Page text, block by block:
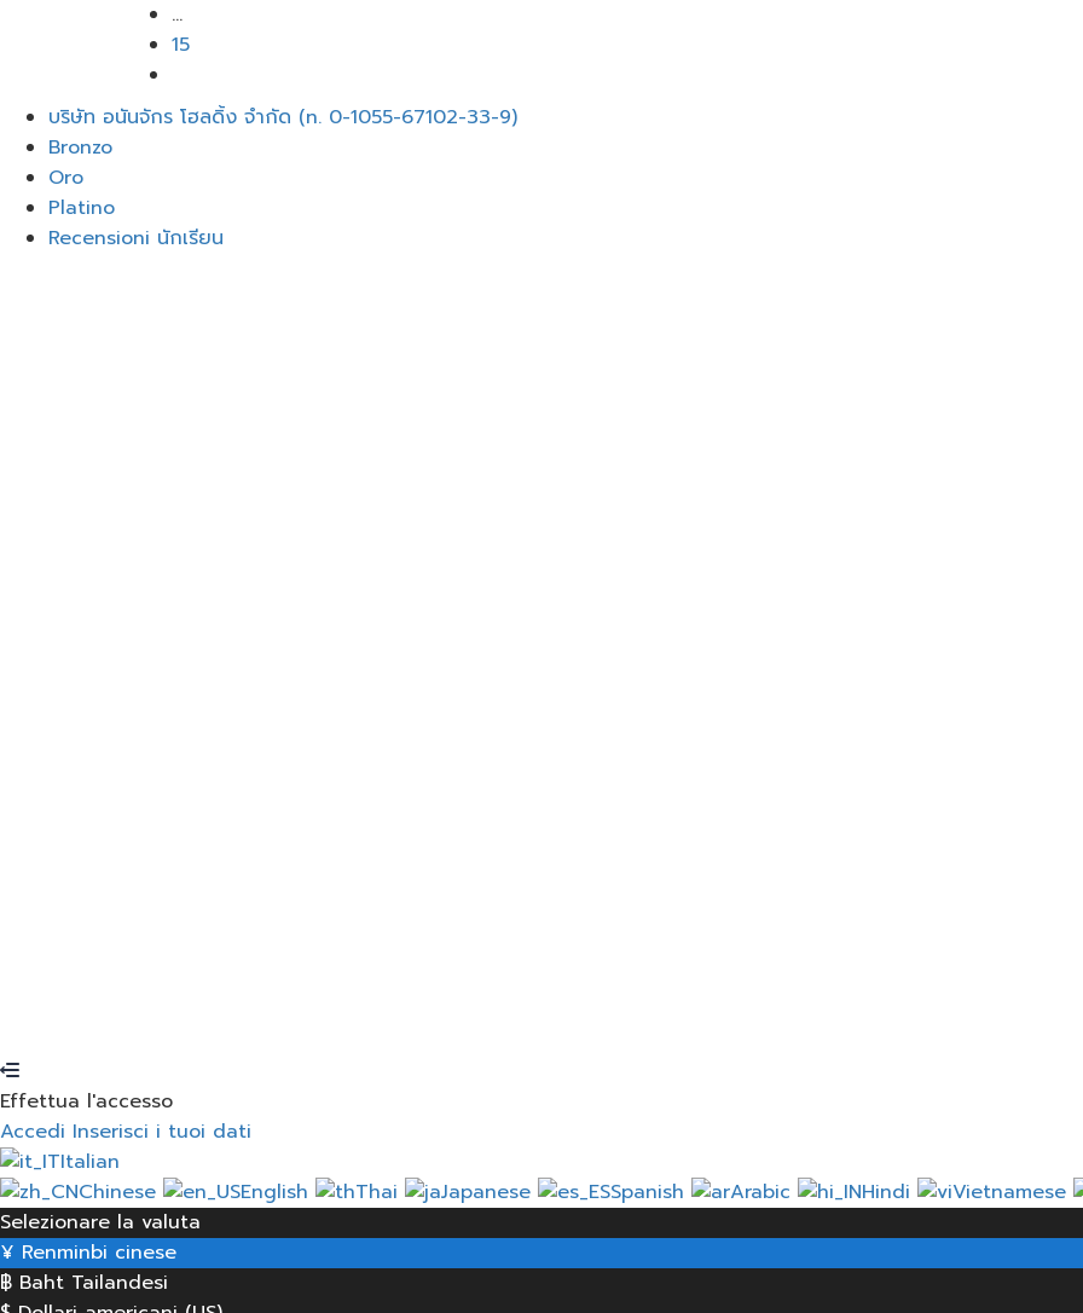
...
15
Menuบริษัท อนันจักร โฮลดิ้ง จำกัด (n. 0-1055-67102-33-9)
Bronzo
Oro
Platino
Recensioni นักเรียน
Effettua l'accesso
Accedi Inserisci i tuoi dati
Italian
Chinese
English Thai Japanese Spanish Arabic Hindi Vietnamese
Selezionare la valuta
¥ Renminbi cinese
฿ Baht Tailandesi